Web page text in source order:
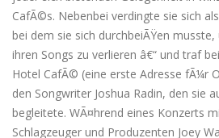
CafÃ©s. Nebenbei verdingte sie sich
bei dem sie sich durchbeiÃŸen
ihren Songs zu verlieren â€“ und traf
Hotel CafÃ© (eine erste Adresse fÃ¼r
den Songwriter Joshua Radin, den sie
begleitete. WÃ¤hrend eines Konzerts
Schlagzeuger und Produzenten Joey